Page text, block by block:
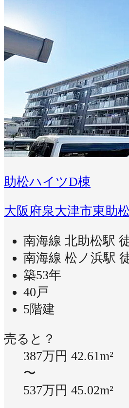
助松ハイツD棟
大阪府泉大津市東助
南海線 北助松駅
南海線 松ノ浜駅
築53年
40戸
5階建
売ると？
387万円 42.61m²
〜
537万円 45.02m²